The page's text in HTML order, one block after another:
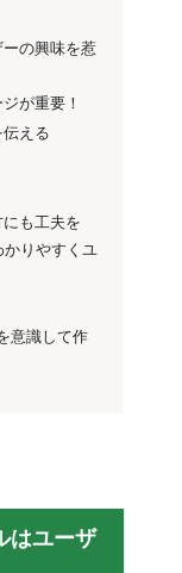
の興味を惹
が重要！
える
も工夫を
かりやすくユ
意識して作
はユーザ